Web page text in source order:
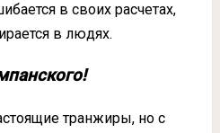
в своих расчетах,
в людях.
транжиры, но с